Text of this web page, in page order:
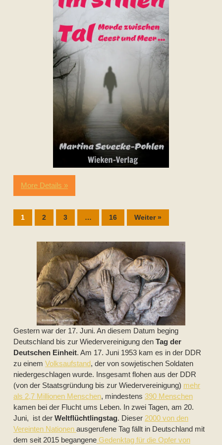
More Details »
1 2 3 … 16 Weiter »
Gestern war der 17. Juni. An diesem Datum beging
Deutschland bis zur Wiedervereinigung den Tag der
Deutschen Einheit. Am 17. Juni 1953 kam es in der DDR
zu einem Volksaufstand, der von sowjetischen Soldaten
niedergeschlagen wurde. Insgesamt flohen aus der DDR
(von der Staatsgründung bis zur Wiedervereinigung) mehr
als 2,7 Millionen Menschen, mindestens 390 Menschen
kamen bei der Flucht ums Leben. In zwei Tagen, am 20.
Juni, ist der Weltflüchtlingstag. Dieser 2000 von den
Vereinten Nationen ausgerufene Tag fällt in Deutschland mit
dem seit 2015 begangene Gedenktag für die Opfer von